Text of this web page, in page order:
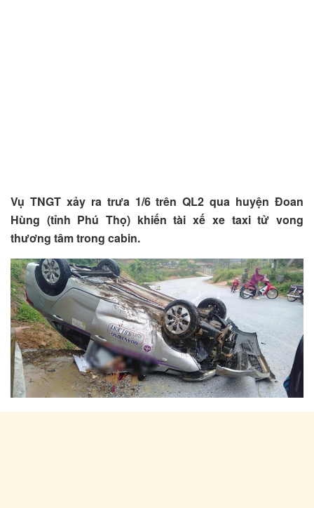
Vụ TNGT xảy ra trưa 1/6 trên QL2 qua huyện Đoan
Hùng (tỉnh Phú Thọ) khiến tài xế xe taxi tử vong
thương tâm trong cabin.